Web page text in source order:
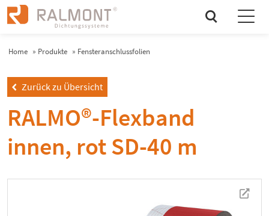
search
Home » Produkte » Fensteranschlussfolien
leftZurück zu Übersicht
RALMO®-Flexband
innen, rot SD-40 m
newtab